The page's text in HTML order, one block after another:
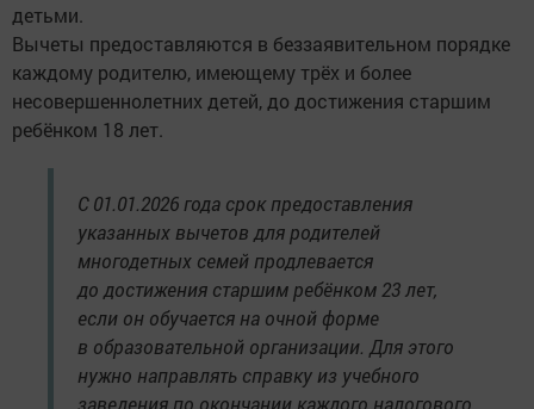
детьми.
Вычеты предоставляются в беззаявительном порядке
каждому родителю, имеющему трёх и более
несовершеннолетних детей, до достижения старшим
ребёнком 18 лет.
С 01.01.2026 года срок предоставления
указанных вычетов для родителей
многодетных семей продлевается
до достижения старшим ребёнком 23 лет,
если он обучается на очной форме
в образовательной организации. Для этого
нужно направлять справку из учебного
заведения по окончании каждого налогового